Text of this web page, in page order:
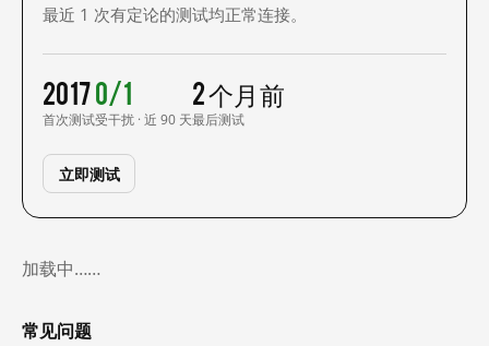
最近 1 次有定论的测试均正常连接。
2017
首次测试
0/1
受干扰 · 近 90 天
2 个月前
最后测试
立即测试
加载中……
常见问题